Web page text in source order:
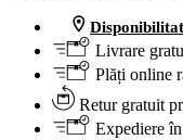
Livrare
Plăți online
Retur gratuit
Expediere